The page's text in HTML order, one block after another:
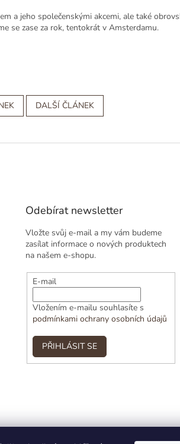
a jeho společenskými akcemi, ale také
se zase za rok, tentokrát v Amsterdamu.
DALŠÍ ČLÁNEK
Odebírat newsletter
Vložte svůj e-mail a my vám budeme
zasílat informace o nových produktech
na našem e-shopu.
E-mail
Vložením e-mailu souhlasíte s
podmínkami ochrany osobních údajů
PŘIHLÁSIT SE